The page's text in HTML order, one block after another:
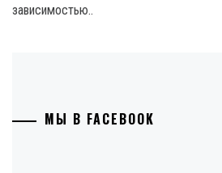
зависимостью..
МЫ В FACEBOOK